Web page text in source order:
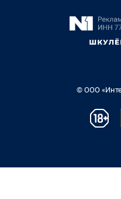
© ООО